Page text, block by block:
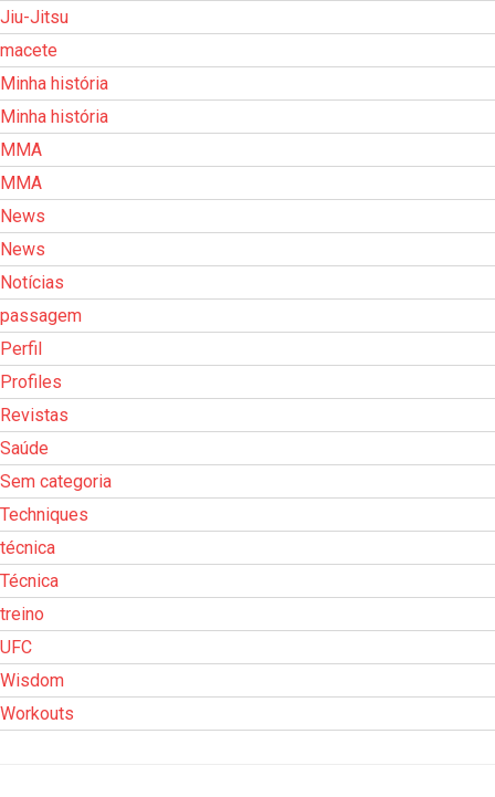
Jiu-Jitsu
macete
Minha história
Minha história
MMA
MMA
News
News
Notícias
passagem
Perfil
Profiles
Revistas
Saúde
Sem categoria
Techniques
técnica
Técnica
treino
UFC
Wisdom
Workouts